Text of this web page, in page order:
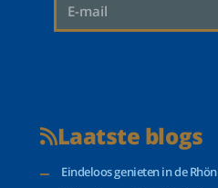
Laatste blogs
Eindeloos genieten in de Rhön